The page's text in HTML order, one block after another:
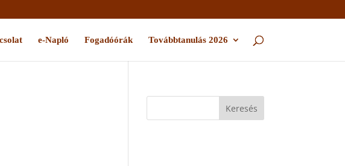
e-Napló Fogadóórák Továbbtanulás 2026